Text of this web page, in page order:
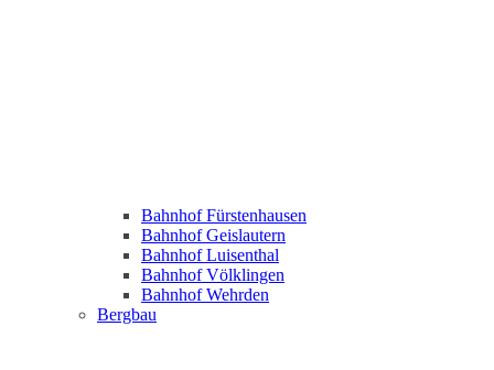
Bahnhof Fürstenhausen
Bahnhof Geislautern
Bahnhof Luisenthal
Bahnhof Völklingen
Bahnhof Wehrden
Bergbau